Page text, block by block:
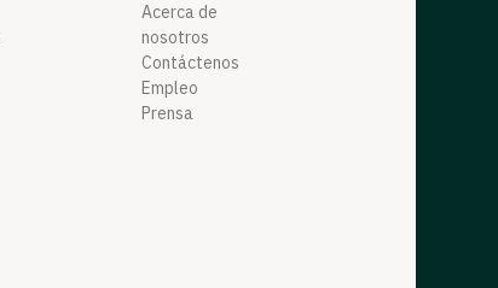
Acerca de
nosotros
Contáctenos
Empleo
Prensa